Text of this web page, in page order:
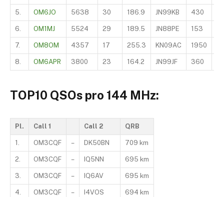
5. OM6JO 5638 30 186.9 JN99KB 430
6. OM1MJ 5524 29 189.5 JN88PE 153
7. OM8OM 4357 17 255.3 KN09AC 1950
8. OM6APR 3800 23 164.2 JN99JF 360
TOP10 QSOs pro 144 MHz:
Pl. Call 1 Call 2 QRB
1. OM3CQF – DK50BN 709 km
2. OM3CQF – IQ5NN 695 km
3. OM3CQF – IQ6AV 695 km
4. OM3CQF – I4VOS 694 km